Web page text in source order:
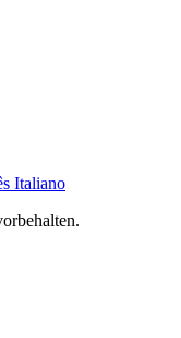
Italiano